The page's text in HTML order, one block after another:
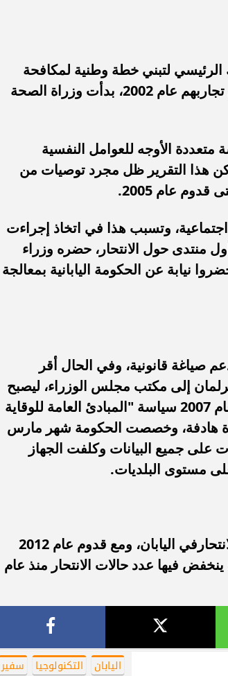
الرئيسي لتبني خطة وطنية لمكافحة
الانتحار، فبعد حديث هؤلاء الأطفال إلى وسائل الإعلام عن تجاربهم عام 2002، بدأت وزراة الصحة
الأوجه للعوامل النفسية
هذا التقرير ظل مجرد توصيات من
عام 2005.
وتسبب هذا في اتخاذ إجراءت
منتدى حول الانتحار، حضره وزراء
نيابة عن الحكومة اليابانية بمعالجة
لدعم صياغة قانونية، وفي الحال أقر
إلى مكتب مجلس الوزراء، ليصبح
الوقاية من الانتحار سياسة شاملة للحكومة، إذ صدر في عام 2007 سياسة "المبادئ العامة للوقاية
هادفة، وخصصت الحكومة شهر مارس
على جميع البيانات وكلفت الجهاز
مستوى البلديات.
مع بداية عام 2009 بدأ انخفاض تدريجي في عدد حالات الانتحارفي اليابان، ومع قدوم عام 2012
30 ألف، وهي أول مرة ينخفض فيها عدد حالات الانتحار منذ عام
اليابان التكنولوجيا سفير
الزمالك ينهي أزمة خوان بيزيرا.. واللاعب